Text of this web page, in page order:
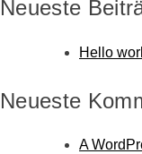
Neueste
Hello
Neueste
A